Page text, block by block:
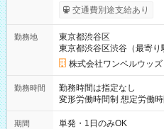
いOK！（規定あり） ┗働
ンビニATMから 日払い分を引き落
交通費別途支給あり
勤務地
東京都渋谷区
東京都渋谷区渋谷（最寄り
株式会社ワンベルウッズ
勤務時間
勤務時間は指定なし
変形労働時間制 想定労働時間160時間/月
～21：00
期間 単発・1日のみOK